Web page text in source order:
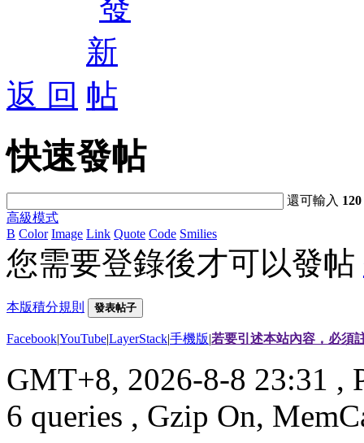
返 回
快速發帖
還可輸入 120
高級模式
B Color Image Link Quote Code Smilies
您需要登錄後才可以發帖
本版積分規則 發表帖子
Facebook|YouTube|LayerStack|手機版|若要引述本站內容，必須
GMT+8, 2026-8-8 23:31 ,
6 queries , Gzip On,